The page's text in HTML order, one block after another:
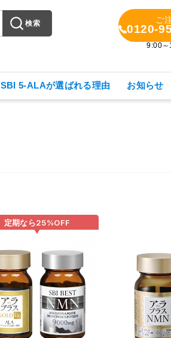
検索 ご
0120-
9:00～
SBI 5-ALAが選ばれる理由 お知らせ
定期なら25%OFF